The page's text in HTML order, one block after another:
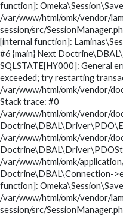
function]:
/var/www/html/omk/vendor/
session/src/
[internal function]:
#6 {main} Next
SQLSTATE[HY000]: General
exceeded; try restarting
/var/www/html/omk/vendor/
Stack trace: #0
/var/www/html/omk/vendor/
/var/www/html/omk/vendor/
/var/www/html/omk/
Doctrine\DBAL\Connection-
function]:
/var/www/html/omk/vendor/
session/src/